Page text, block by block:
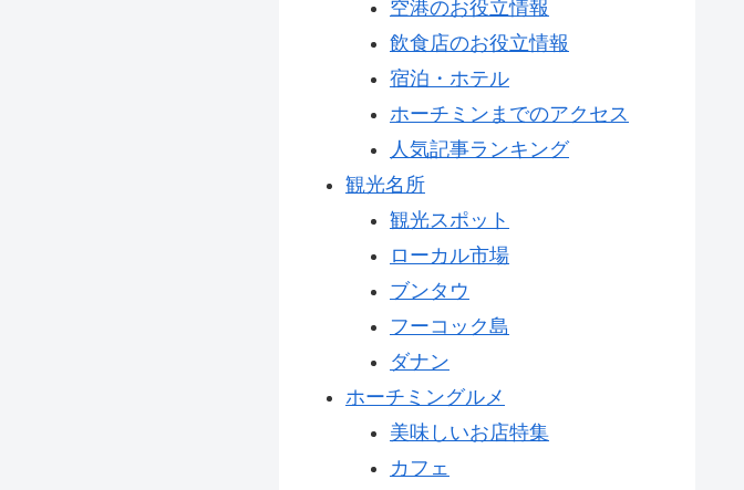
空港のお役立情報
飲食店のお役立情報
宿泊・ホテル
ホーチミンまでのアクセス
人気記事ランキング
観光名所
観光スポット
ローカル市場
ブンタウ
フーコック島
ダナン
ホーチミングルメ
美味しいお店特集
カフェ